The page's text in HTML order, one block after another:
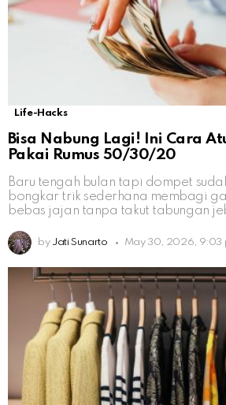
Life-Hacks
Bisa Nabung Lagi! Ini Cara
Pakai Rumus 50/30/20
Baru tengah bulan tapi dompet
bongkar trik sederhana membagi
bebas jajan tanpa takut tabungan
by Jati Sunarto May 30, 2026, 9:03